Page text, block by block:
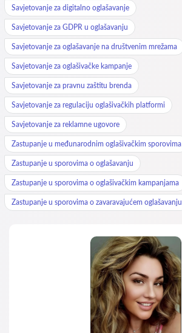
Savjetovanje za digitalno oglašavanje
Savjetovanje za GDPR u oglašavanju
Savjetovanje za oglašavanje na društvenim mrežama
Savjetovanje za oglašivačke kampanje
Savjetovanje za pravnu zaštitu brenda
Savjetovanje za regulaciju oglašivačkih platformi
Savjetovanje za reklamne ugovore
Zastupanje u međunarodnim oglašivačkim sporovima
Zastupanje u sporovima o oglašavanju
Zastupanje u sporovima o oglašivačkim kampanjama
Zastupanje u sporovima o zavaravajućem oglašavanju